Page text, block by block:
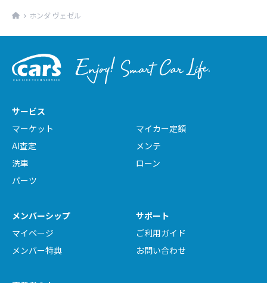
ホンダ ヴェゼル
サービス
マーケット
マイカー定額
AI査定
メンテ
洗車
ローン
パーツ
メンバーシップ
マイページ
メンバー特典
サポート
ご利用ガイド
お問い合わせ